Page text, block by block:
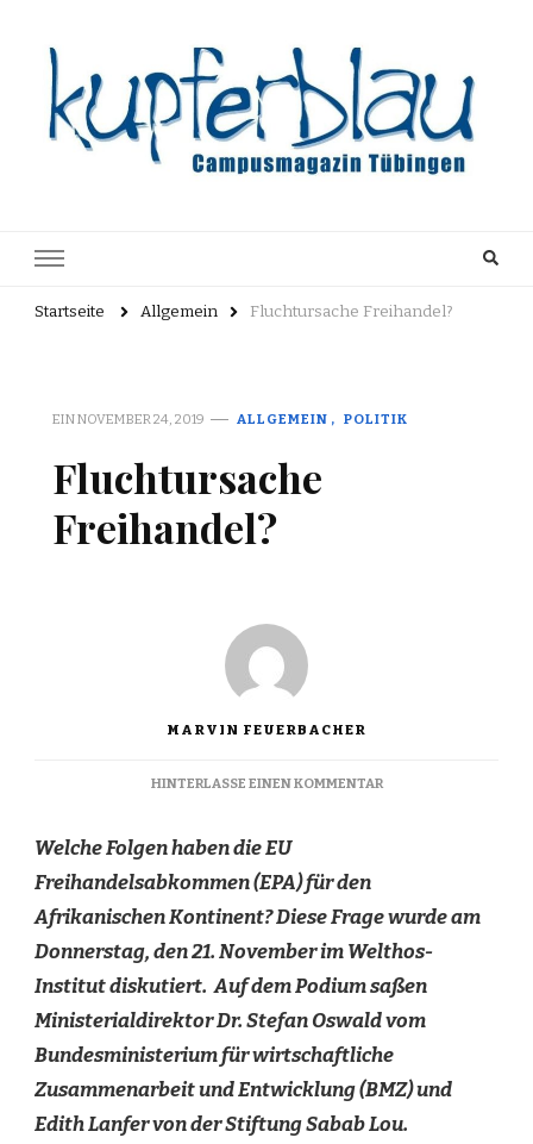
Archiv
Startseite Allgemein Fluchtursache Freihandel?
EINNOVEMBER 24, 2019 ALLGEMEIN POLITIK
Fluchtursache
Freihandel?
MARVIN FEUERBACHER
HINTERLASSE EINEN KOMMENTARZU
Welche Folgen haben die EU
Freihandelsabkommen (EPA) für den
Afrikanischen Kontinent? Diese Frage wurde am
Donnerstag, den 21. November im Welthos-
Institut diskutiert. Auf dem Podium saßen
Ministerialdirektor Dr. Stefan Oswald vom
Bundesministerium für wirtschaftliche
Zusammenarbeit und Entwicklung (BMZ) und
Edith Lanfer von der Stiftung Sabab Lou.